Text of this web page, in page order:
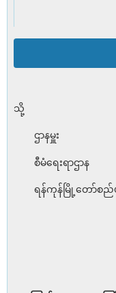
သို့
ဌာနမှူး
စီမံရေးရာဌာန
ရန်ကုန်မြို့တော်စည်ပ